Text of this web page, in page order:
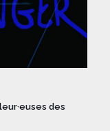
des